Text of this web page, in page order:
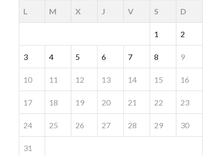
L
M X J V S D
1 2
3 4 5 6 7 8 9
10 11 12 13 14 15 16
17 18 19 20 21 22 23
24 25 26 27 28 29 30
31